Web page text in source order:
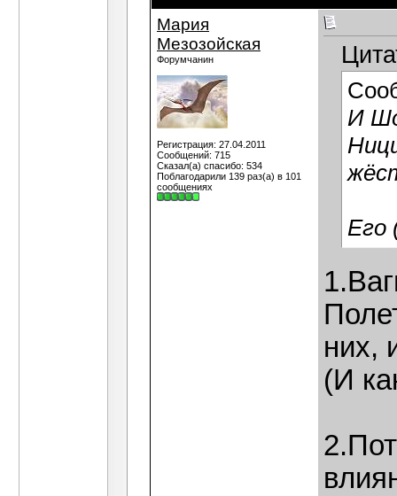
Мария
Мезозойская
Форумчанин
Регистрация: 27.04.2011
Сообщений: 715
Сказал(а) спасибо: 534
Поблагодарили 139 раз(а) в 101
сообщениях
И
Его
них,
(И